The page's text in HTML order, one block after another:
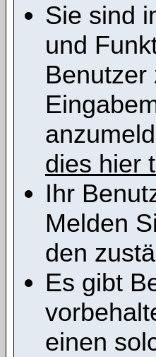
Sie sind
und
dies hier
Ihr
Melden
den
Es gibt
einen